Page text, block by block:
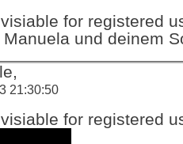
for registered
und deinem
21:30:50
for registered